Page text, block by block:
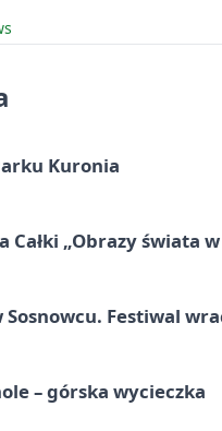
Kuronia
Całki „Obrazy świata
Sosnowcu. Festiwal
– górska wycieczka